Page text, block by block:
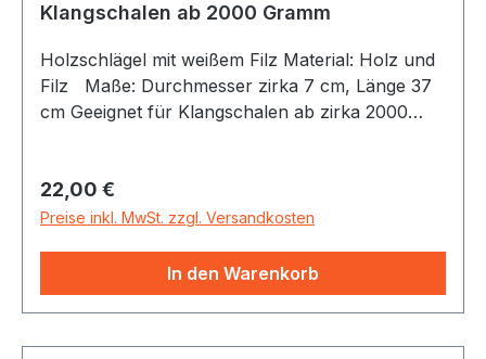
Klangschalen ab 2000 Gramm
Holzschlägel mit weißem Filz Material: Holz und
Filz Maße: Durchmesser zirka 7 cm, Länge 37
cm Geeignet für Klangschalen ab zirka 2000
Regulärer Preis:
22,00 €
Preise inkl. MwSt. zzgl. Versandkosten
In den Warenkorb